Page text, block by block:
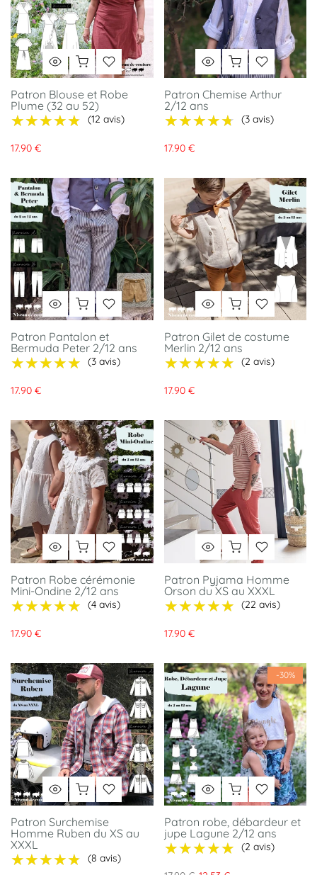
Patron Blouse et Robe
Plume (32 au 52)
★★★★★
★★★★★ (12 avis)
17.90 €
Patron Chemise Arthur
2/12 ans
★★★★★
★★★★★ (3 avis)
17.90 €
Patron Pantalon et
Bermuda Peter 2/12 ans
★★★★★
★★★★★ (3 avis)
17.90 €
Patron Gilet de costume
Merlin 2/12 ans
★★★★★
★★★★★ (2 avis)
17.90 €
Patron Robe cérémonie
Mini-Ondine 2/12 ans
★★★★★
★★★★★ (4 avis)
17.90 €
Patron Pyjama Homme
Orson du XS au XXXL
★★★★★
★★★★★ (22 avis)
17.90 €
Patron Surchemise
Homme Ruben du XS au
XXXL
★★★★★
★★★★★ (8 avis)
-30%
Patron robe, débardeur et
jupe Lagune 2/12 ans
★★★★★
★★★★★ (2 avis)